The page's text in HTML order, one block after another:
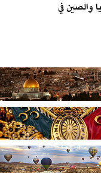
والصين في